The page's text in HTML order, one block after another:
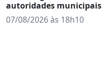
autoridades municipais
07/08/2026 às 18h10